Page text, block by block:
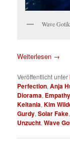
Wave
Weiterlesen →
Veröffentlicht unter
Perfection,Anja
Diorama,
Keltania,Kim
Gurdy,Solar Fake
Unzucht,Wave